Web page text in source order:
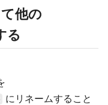
他の
る
にリネームすること